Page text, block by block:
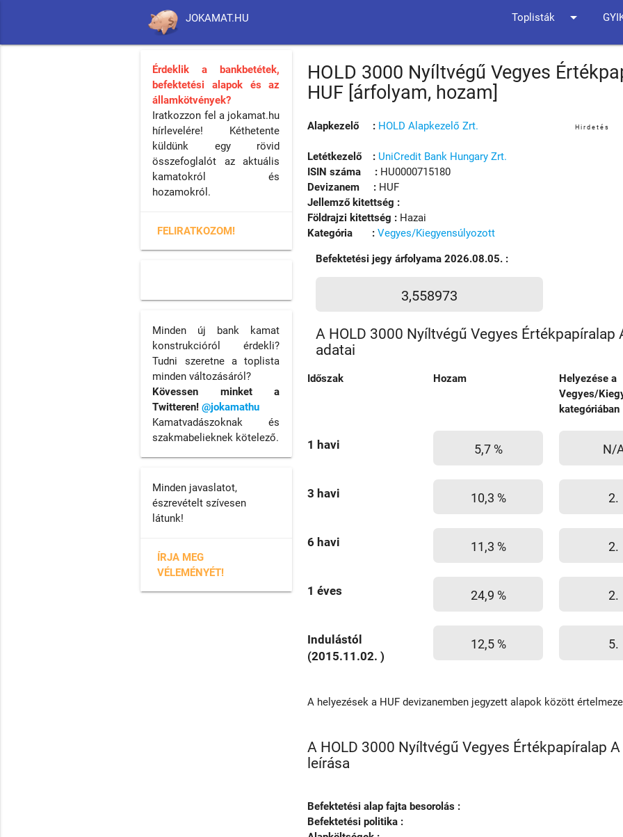
JOKAMAT.HU Toplisták arrow_drop_down
HOLD 3000 Nyíltvégű Vegyes
HUF [árfolyam, hozam]
Hirdetés
Alapkezelő : HOLD Alapkezelő Zrt.
Letétkezelő : UniCredit Bank Hungary Zrt.
ISIN száma : HU0000715180
Devizanem : HUF
Jellemző kitettség :
Földrajzi kitettség : Hazai
Kategória : Vegyes/Kiegyensúlyozott
Befektetési jegy árfolyama 2026.08.05. :
3,558973
A HOLD 3000 Nyíltvégű Vegyes Értékpapíralap
adatai
Időszak Hozam
Helyezése a
Vegyes/
kategóriában
1 havi 5,7 % N/
3 havi 10,3 % 2.
6 havi 11,3 % 2.
1 éves 24,9 % 2.
Indulástól
(2015.11.02. )
12,5 % 5.
A helyezések a HUF devizanemben jegyzett alapok között
A HOLD 3000 Nyíltvégű Vegyes Értékpapíralap
leírása
Befektetési alap fajta besorolás :
Befektetési politika :
Érdeklik a bankbetétek,
befektetési alapok és az
államkötvények?
Iratkozzon fel a jokamat.hu
hírlevelére! Kéthetente
küldünk egy rövid
összefoglalót az aktuális
kamatokról és
hozamokról.
FELIRATKOZOM!
Minden új bank kamat
konstrukcióról érdekli?
Tudni szeretne a toplista
minden változásáról?
Kövessen minket a
Twitteren!@jokamathu
Kamatvadászoknak és
szakmabelieknek kötelező.
Minden javaslatot,
észrevételt szívesen
látunk!
ÍRJA MEG
VÉLEMÉNYÉT!